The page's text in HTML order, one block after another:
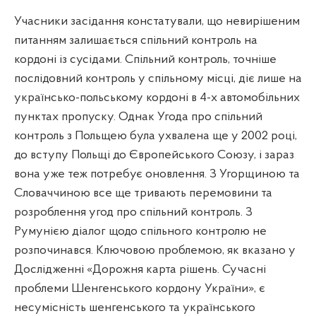
Учасники засідання констатували, що невирішеним
питанням залишається спільний контроль на
кордоні із сусідами. Спільний контроль, точніше
послідовний контроль у спільному місці, діє лише на
українсько-польському кордоні в 4-х автомобільних
пунктах пропуску. Однак Угода про спільний
контроль з Польщею була ухвалена ще у 2002 році,
до вступу Польщі до Європейського Союзу, і зараз
вона уже теж потребує оновлення. З Угорщиною та
Словаччиною все ще тривають перемовини та
розроблення угод про спільний контроль. З
Румунією діалог щодо спільного контролю не
розпочинався. Ключовою проблемою, як вказано у
Дослідженні «Дорожня карта рішень. Сучасні
проблеми Шенгенського кордону України», є
несумісність шенгенського та українського